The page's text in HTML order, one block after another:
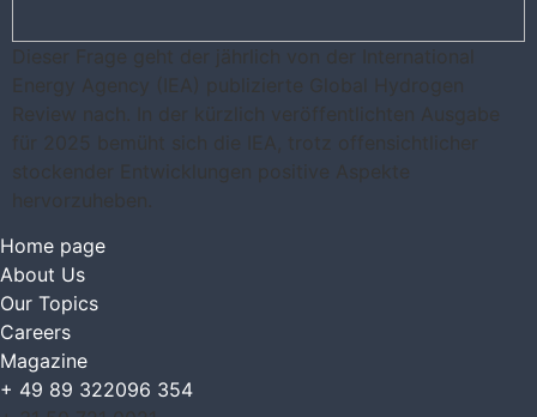
Dieser Frage geht der jährlich von der International
Energy Agency (IEA) publizierte Global Hydrogen
Review nach. In der kürzlich veröffentlichten Ausgabe
für 2025 bemüht sich die IEA, trotz offensichtlicher
stockender Entwicklungen positive Aspekte
hervorzuheben.
Home page
About Us
Our Topics
Careers
Magazine
+ 49 89 322096 354